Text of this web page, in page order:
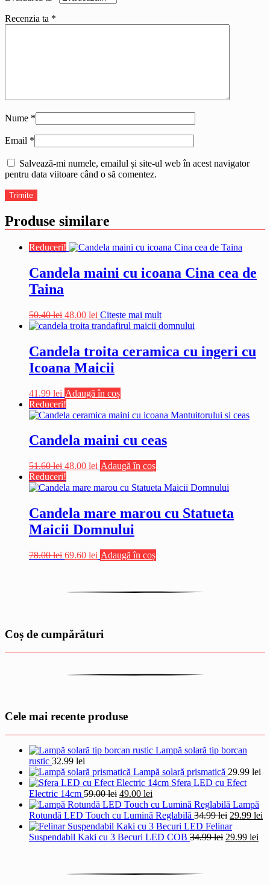
Recenzia ta *
Nume *
Email *
Salvează-mi numele, emailul și site-ul web în acest navigator
pentru data viitoare când o să comentez.
Produse similare
Reduceri!
Candela maini cu icoana Cina cea de
Taina
50.40lei Prețul
inițial
fost:
50.40 lei.
48.00 lei Prețul
curent
48.00 lei.
Citește mai mult
Candela troita ceramica cu ingeri cu
Icoana Maicii
41.99 lei Adaugă în coș
Reduceri!
Candela maini cu ceas
51.60lei Prețul
inițial
a
51.60 lei.
48.00 lei Prețul
este:
Adaugă în coș
Reduceri!
Candela mare marou cu Statueta
Maicii Domnului
78.00lei Prețul
69.60 lei Prețul
Adaugă în coș
Coș de cumpărături
Cele mai recente produse
Lampă solară tip borcan
rustic 32.99 lei
Lampă solară prismatică 29.99 lei
Sfera LED cu Efect
Electric 14cm 59.00lei Prețul
inițial
a
fost:
59.00 lei.
49.00 lei
curent
este:
49.00 lei.
Lampă
Rotundă LED Touch cu Lumină Reglabilă 34.99lei Prețul
inițial
a
29.99 lei
Felinar
Suspendabil Kaki cu 3 Becuri LED COB 34.99lei Prețul
29.99 lei